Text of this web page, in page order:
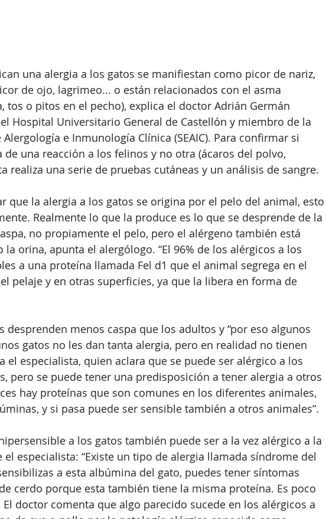
una alergia a los gatos se manifiestan como picor de nariz,
de ojo, lagrimeo... o están relacionados con el asma
tos o pitos en el pecho), explica el doctor Adrián Germán
Hospital Universitario General de Castellón y miembro de la
e Inmunología Clínica (SEAIC). Para confirmar si
de una reacción a los felinos y no otra (ácaros del polvo,
realiza una serie de pruebas cutáneas y un análisis de sangre.
que la alergia a los gatos se origina por el pelo del animal, esto
Realmente lo que la produce es lo que se desprende de la
no propiamente el pelo, pero el alérgeno también está
la orina, apunta el alergólogo. “El 96% de los alérgicos a los
a una proteína llamada Fel d1 que el animal segrega en el
pelaje y en otras superficies, ya que la libera en forma de
desprenden menos caspa que los adultos y “por eso algunos
gatos no les dan tanta alergia, pero en realidad no tienen
el especialista, quien aclara que se puede ser alérgico a los
pero se puede tener una predisposición a tener alergia a otros
hay proteínas que son comunes en los diferentes animales,
y si pasa puede ser sensible también a otros animales”.
a los gatos también puede ser a la vez alérgico a la
el especialista: “Existe un tipo de alergia llamada síndrome del
a esta albúmina del gato, puedes tener síntomas
cerdo porque esta también tiene la misma proteína. Es poco
El doctor comenta que algo parecido sucede en los alérgicos a